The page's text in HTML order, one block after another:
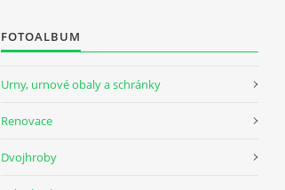
FOTOALBUM
Urny, urnové obaly a schránky
Renovace
Dvojhroby